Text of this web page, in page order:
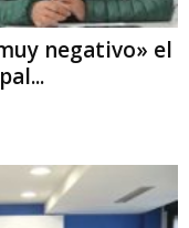
negativo» el